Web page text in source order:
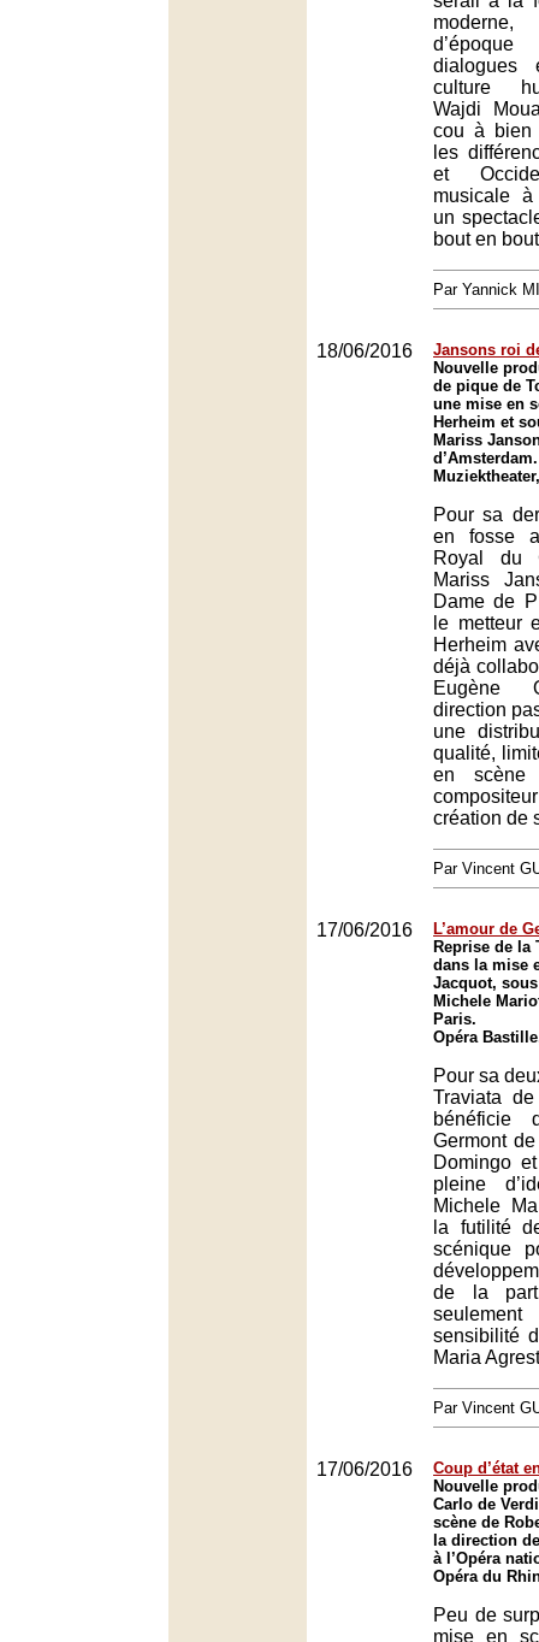
dialogues
culture
Wajdi
cou à bien
les
et
musicale à
un
bout en
Par Yannick
18/06/2016
Jansons roi
Nouvelle
de pique de
une mise en
Herheim et
Mariss
d’Amsterdam.
Pour sa
en fosse
Royal du
Mariss
Dame de
le metteur
Herheim
déjà
Eugène
direction
une
qualité,
en
création de
Par Vincent
17/06/2016
L’amour de
Reprise de la
dans la mise
Jacquot,
Michele
Paris.
Opéra
Pour sa
Traviata
bénéficie
Germont
Domingo
pleine
Michele
la futilité
scénique
de la
sensibilité
Maria
Par Vincent
17/06/2016
Coup d’état
Nouvelle
Carlo de
scène de
la direction
à l’Opéra
Opéra du
Peu de
mise en